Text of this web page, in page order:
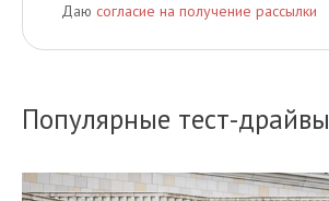
Даю согласие на получение рассылки
Популярные тест-драйвы